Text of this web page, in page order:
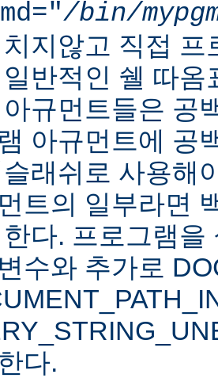
/bin/
지않고 직접
반적인 쉘 따옴
규먼트들은 공
아규먼트에 공
래쉬로 사용해
트의 일부라면
다. 프로그램을
수와 추가로
다.